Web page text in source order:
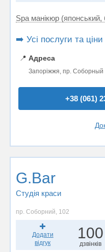
Spa манікюр (японський,
➡️ Усі послуги та
📍 Адреса
Запоріжжя, пр. Соборный
+38 (061)
G.Bar
Студія краси
пр. Соборний, 102
Додати
відгук
100
дзвінків